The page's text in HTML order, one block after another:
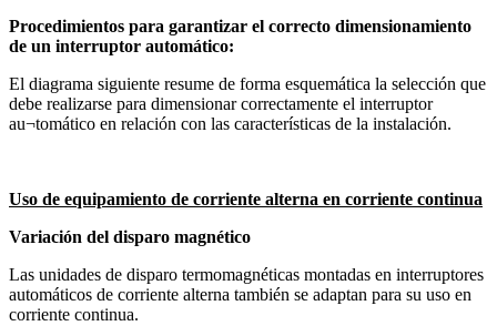
Procedimientos para garantizar el correcto dimensionamiento
de un interruptor automático:
El diagrama siguiente resume de forma esquemática la selección que
debe realizarse para dimensionar correctamente el interruptor
au¬tomático en relación con las características de la instalación.
Uso de equipamiento de corriente alterna en corriente continua
Variación del disparo magnético
Las unidades de disparo termomagnéticas montadas en interruptores
automáticos de corriente alterna también se adaptan para su uso en
corriente continua.